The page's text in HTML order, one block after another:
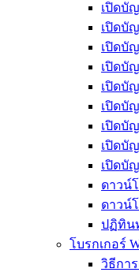
เปิดบัญ
เปิดบัญ
เปิดบั
เปิดบั
เปิดบั
เปิดบั
เปิดบัญ
เปิดบัญ
เปิดบัญ
ดาวน์
ดาวน์
ปฏิทิน
โบรกเกอร์
วิธีกา